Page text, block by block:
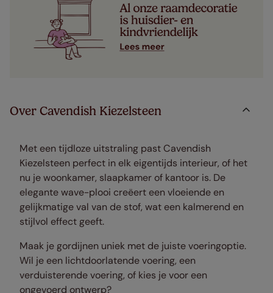
Over Cavendish Kiezelsteen
Met een tijdloze uitstraling past Cavendish
Kiezelsteen perfect in elk eigentijds interieur, of het
nu je woonkamer, slaapkamer of kantoor is. De
elegante wave-plooi creëert een vloeiende en
gelijkmatige val van de stof, wat een kalmerend en
stijlvol effect geeft.
Maak je gordijnen uniek met de juiste voeringoptie.
Wil je een lichtdoorlatende voering, een
verduisterende voering, of kies je voor een
ongevoerd ontwerp?